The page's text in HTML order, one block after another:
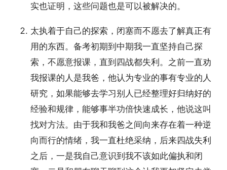
实也证明，这些问题也是可以被解决的。
太执着于自己的探索，闭塞而不愿去了解真正有
用的东西。备考初期到中期我一直坚持自己探
索，不愿意报课，直到四战都失利。之前一直劝
我报课的人是我爸，他认为专业的事有专业的人
研究，如果能够去学习别人已经整理好归纳好的
经验和规律，能够事半功倍快速成长，他说这叫
找对方法。由于我和我爸之间向来存在着一种逆
向而行的情绪，我一直杜绝采纳，后来四战失利
之后，一是我自己意识到我不该如此偏执和闭